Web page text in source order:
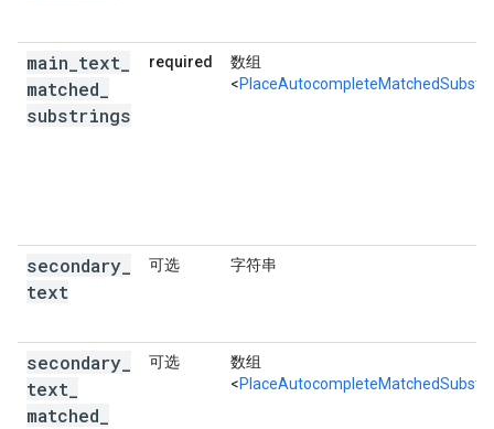
main text
matched
substrings
required
数组
<
secondary
text
可选 字符串
secondary
text
matched
可选
数组
<